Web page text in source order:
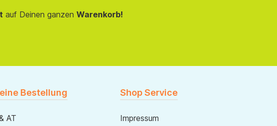
auf Deinen ganzen Warenkorb!
Bestellung
AT
Shop Service
Impressum